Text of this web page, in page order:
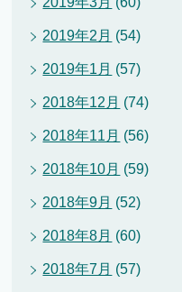
2019年2月 (54)
2019年1月 (57)
2018年12月 (74)
2018年11月 (56)
2018年10月 (59)
2018年9月 (52)
2018年8月 (60)
2018年7月 (57)